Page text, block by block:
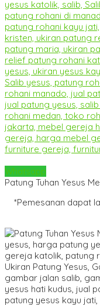
Whatsapp
Patung Tuhan Yesus
*Pemesanan dapat